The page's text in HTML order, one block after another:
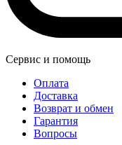
Сервис и помощь
Оплата
Доставка
Возврат и обмен
Гарантия
Вопросы